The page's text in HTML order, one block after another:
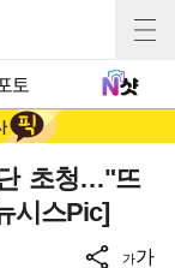
토
초청…"뜨
시스Pic]
가가